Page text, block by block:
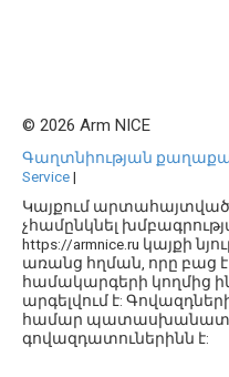
© 2026 Arm NICE
Գաղտնիության
Service|
Կայքում արտահայտված
չհամընկնել
https://armnice.ru կայքի
առանց հղման, որը բաց
համակարգերի կողմից
արգելվում է:
համար
գովազդատուներինն է: